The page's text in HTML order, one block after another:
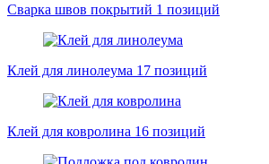
Сварка швов покрытий 1 позиций
Клей для линолеума 17 позиций
Клей для ковролина 16 позиций